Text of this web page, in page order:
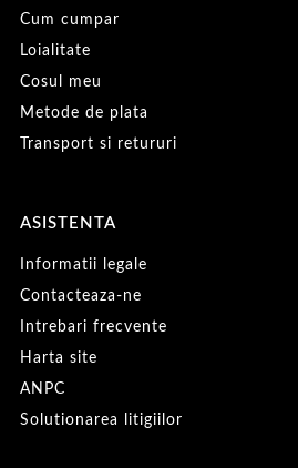
Cum cumpar
Loialitate
Cosul meu
Metode de plata
Transport si retururi
ASISTENTA
Informatii legale
Contacteaza-ne
Intrebari frecvente
Harta site
ANPC
Solutionarea litigiilor